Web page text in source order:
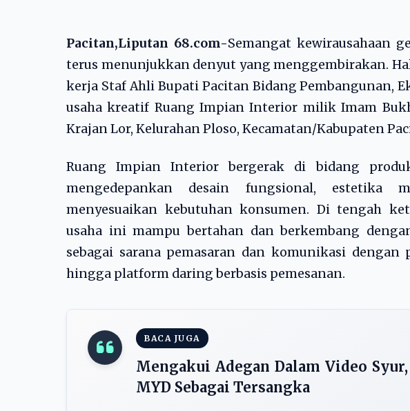
Pacitan,Liputan 68.com-Semangat kewirausahaan
terus menunjukkan denyut yang menggembirakan.
kerja Staf Ahli Bupati Pacitan Bidang Pembangunan,
usaha kreatif Ruang Impian Interior milik Imam
Krajan Lor, Kelurahan Ploso, Kecamatan/Kabupaten
Ruang Impian Interior bergerak di bidang
mengedepankan desain fungsional, estetika
menyesuaikan kebutuhan konsumen. Di tengah
usaha ini mampu bertahan dan berkembang
sebagai sarana pemasaran dan komunikasi
hingga platform daring berbasis pemesanan.
BACA JUGA
Mengakui Adegan Dalam Video
MYD Sebagai Tersangka